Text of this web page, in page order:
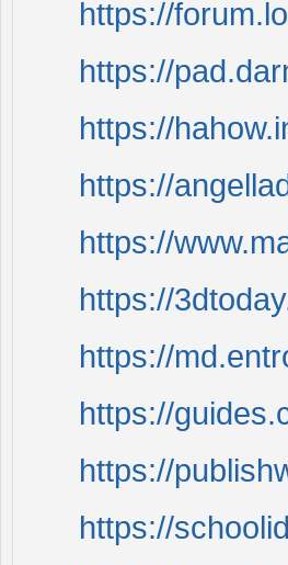
https://
https://
https://
https://
https://
https://
https://
https://
https://
https://